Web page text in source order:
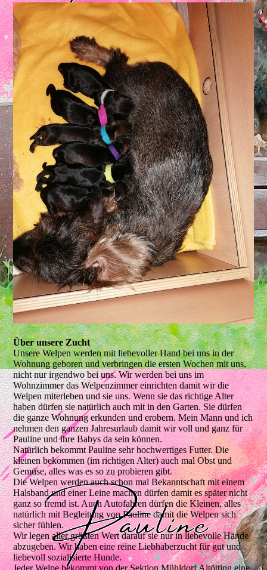
Über unsere Zucht
Unsere Welpen werden mit liebevoller Hand bei uns in der
Wohnung geboren und verbringen die ersten Wochen mit uns,
nicht nur irgendwo bei uns. Wir werden bei uns im
Wohnzimmer das Welpenzimmer einrichten damit wir die
Welpen miterleben und sie uns. Wenn sie das richtige Alter
haben dürfen sie natürlich auch mit in den Garten. Sie dürfen
die ganze Wohnung erkunden und erobern. Mein Mann und ich
nehmen den ganzen Jahresurlaub damit wir voll und ganz für
Pauline und ihre Babys da sein können.
Natürlich bekommt Pauline sehr hochwertiges Futter. Die
kleinen bekommen (im richtigen Alter) auch mal Obst und
Gemüse, alles was es so zu probieren gibt.
Die Welpen werden auch schon mal Bekanntschaft mit einem
Halsband und einer Leine machen dürfen damit es später nicht
ganz so fremd ist. Auch Autofahren dürfen die Kleinen, alles
natürlich mit Begleitung von Pauline damit die Welpen sich
sicher fühlen.
Wir legen aller größten Wert darauf sie nur in liebevolle Hände
abzugeben. Wir haben eine reine Liebhaberzucht für gut und
liebevoll sozialisierte Hunde.